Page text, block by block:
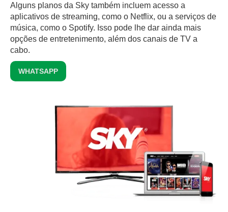
Alguns planos da Sky também incluem acesso a
aplicativos de streaming, como o Netflix, ou a serviços de
música, como o Spotify. Isso pode lhe dar ainda mais
opções de entretenimento, além dos canais de TV a
cabo.
WHATSAPP